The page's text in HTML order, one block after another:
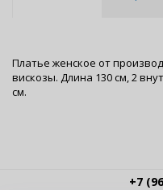
Платье женское от
вискозы. Длина 130 см, 2
см.
+7